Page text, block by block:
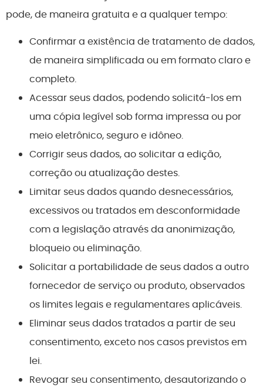
pode, de maneira gratuita e a qualquer tempo:
Confirmar a existência de tratamento de dados,
de maneira simplificada ou em formato claro e
completo.
Acessar seus dados, podendo solicitá-los em
uma cópia legível sob forma impressa ou por
meio eletrônico, seguro e idôneo.
Corrigir seus dados, ao solicitar a edição,
correção ou atualização destes.
Limitar seus dados quando desnecessários,
excessivos ou tratados em desconformidade
com a legislação através da anonimização,
bloqueio ou eliminação.
Solicitar a portabilidade de seus dados a outro
fornecedor de serviço ou produto, observados
os limites legais e regulamentares aplicáveis.
Eliminar seus dados tratados a partir de seu
consentimento, exceto nos casos previstos em
lei.
Revogar seu consentimento, desautorizando o